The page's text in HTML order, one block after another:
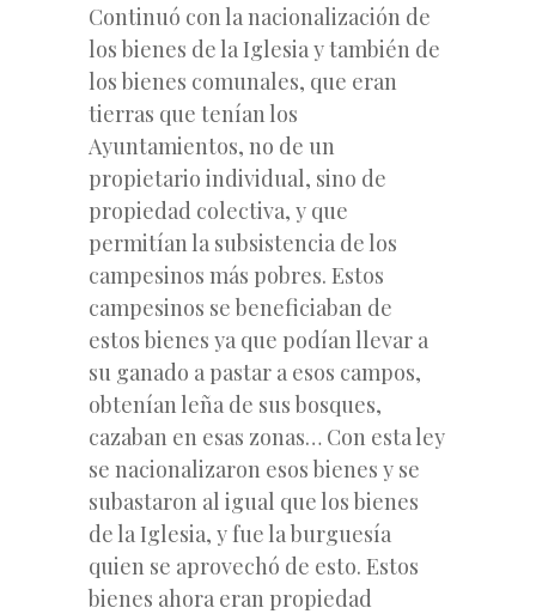
Continuó con la nacionalización de
los bienes de la Iglesia y también de
los bienes comunales, que eran
tierras que tenían los
Ayuntamientos, no de un
propietario individual, sino de
propiedad colectiva, y que
permitían la subsistencia de los
campesinos más pobres. Estos
campesinos se beneficiaban de
estos bienes ya que podían llevar a
su ganado a pastar a esos campos,
obtenían leña de sus bosques,
cazaban en esas zonas… Con esta ley
se nacionalizaron esos bienes y se
subastaron al igual que los bienes
de la Iglesia, y fue la burguesía
quien se aprovechó de esto. Estos
bienes ahora eran propiedad